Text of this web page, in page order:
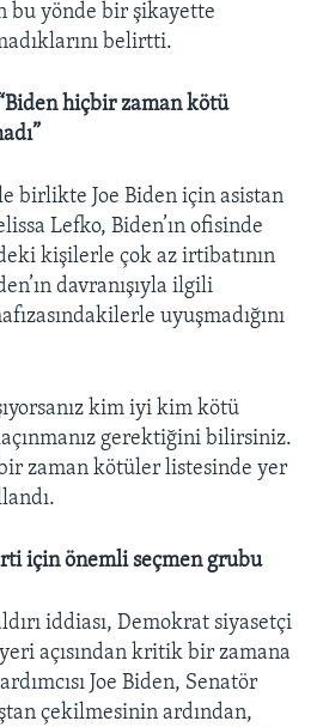
bu yönde bir şikayette
belirtti.
hiçbir zaman kötü
birlikte Joe Biden için asistan
Lefko, Biden’ın ofisinde
kişilerle çok az irtibatının
davranışıyla ilgili
uyuşmadığını
kim iyi kim kötü
gerektiğini bilirsiniz.
zaman kötüler listesinde yer
için önemli seçmen grubu
iddiası, Demokrat siyasetçi
açısından kritik bir zamana
Joe Biden, Senatör
çekilmesinin ardından,